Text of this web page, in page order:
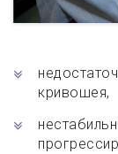
кривошея,